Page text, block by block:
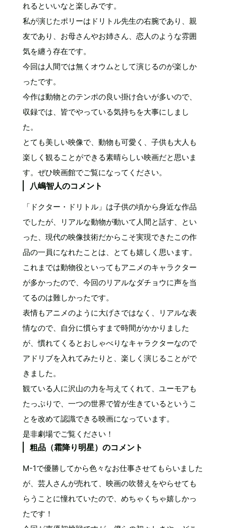
れるといいなと楽しみです。
私が演じたポリーはドリトル先生の右腕であり、親
友であり、お母さんやお姉さん、恋人のような雰囲
気を纏う存在です。
今回は人間では無くオウムとして演じるのが楽しか
ったです。
今作は動物とのテンポの良い掛け合いが多いので、
収録では、皆でやっている気持ちを大事にしまし
た。
とても美しい映像で、動物も可愛く、子供も大人も
楽しく観ることができる素晴らしい映画だと思いま
す。ぜひ映画館でご覧になってください。
八嶋智人のコメント
「ドクター・ドリトル」は子供の頃から身近な作品
でしたが、リアルな動物が動いて人間と話す、とい
った、現代の映像技術だからこそ実現できたこの作
品の一員になれたことは、とても嬉しく思います。
これまでは動物役といってもアニメのキャラクター
が多かったので、今回のリアルなダチョウに声を当
てるのは難しかったです。
表情もアニメのように大げさではなく、リアルな表
情なので、自分に慣らすまで時間がかかりました
が、慣れてくるとおしゃべりなキャラクターなので
アドリブを入れてみたりと、楽しく演じることがで
きました。
観ている人に沢山の力を与えてくれて、ユーモアも
たっぷりで、一つの世界で皆が生きているというこ
とを改めて認識できる映画になっています。
是非劇場でご覧ください！
粗品（霜降り明星）のコメント
M-1で優勝してから色々なお仕事させてもらいました
が、芸人さんが売れて、映画の吹替えをやらせても
らうことに憧れていたので、めちゃくちゃ嬉しかっ
たです！